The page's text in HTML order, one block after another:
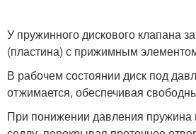
У пружинного дискового клапана
(пластина) с прижимным
В рабочем состоянии диск под
отжимается, обеспечивая
При понижении давления пружина